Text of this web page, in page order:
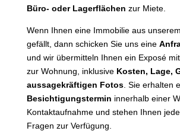
Büro- oder Lagerflächen zur Miete.
Wenn Ihnen eine Immobilie aus
gefällt, dann schicken Sie uns eine
und wir übermitteln Ihnen ein Exposé
zur Wohnung, inklusive Kosten, Lage,
aussagekräftigen Fotos. Sie erhalten
Besichtigungstermin innerhalb einer
Kontaktaufnahme und stehen Ihnen
Fragen zur Verfügung.